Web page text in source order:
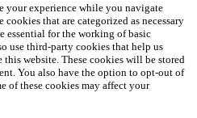
your experience while you navigate
that are categorized as necessary
essential for the working of basic
use third-party cookies that help us
website. These cookies will be stored
You also have the option to opt-out of
of these cookies may affect your